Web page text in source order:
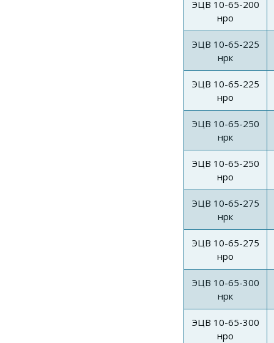
ЭЦВ 10-65-200
нро
ЭЦВ 10-65-225
нрк
ЭЦВ 10-65-225
нро
ЭЦВ 10-65-250
нрк
ЭЦВ 10-65-250
нро
ЭЦВ 10-65-275
нрк
ЭЦВ 10-65-275
нро
ЭЦВ 10-65-300
нрк
ЭЦВ 10-65-300
нро